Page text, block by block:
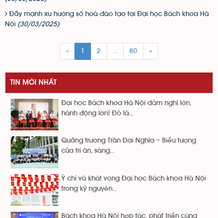
Đẩy mạnh xu hướng số hoá đào tạo tại Đại học Bách khoa Hà
Nội (30/03/2025)
« 1 2 80 »
TIN MỚI NHẤT
Đại học Bách khoa Hà Nội dám nghĩ lớn,
hành động lớn! Đó là...
Quảng trường Trần Đại Nghĩa – Biểu tượng
của tri ân, sáng...
Ý chí và khát vọng Đại học Bách khoa Hà Nội
trong kỷ nguyên...
Bách khoa Hà Nội hợp tác, phát triển cùng